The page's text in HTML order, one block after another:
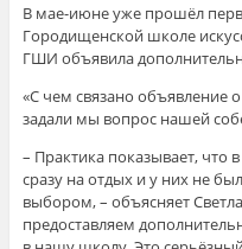
В мае-июне уже прошёл
Городищенской школе
ГШИ объявила
«С чем связано объявление
задали мы вопрос нашей
– Практика показывает,
сразу на отдых и у них не
выбором, – объясняет
предоставляем